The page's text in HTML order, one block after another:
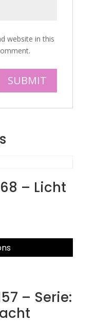
website in this
– Licht
– Serie: